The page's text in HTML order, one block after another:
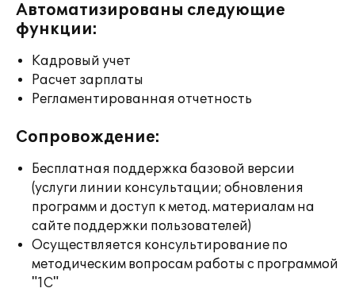
Автоматизированы следующие
функции:
Кадровый учет
Расчет зарплаты
Регламентированная отчетность
Сопровождение:
Бесплатная поддержка базовой версии
(услуги линии консультации; обновления
программ и доступ к метод. материалам на
сайте поддержки пользователей)
Осуществляется консультирование по
методическим вопросам работы с программой
"1С"